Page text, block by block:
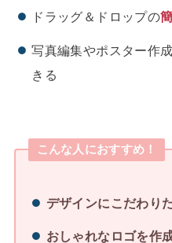
ドラッグ＆ドロップの
写真編集やポスター作
きる
こんな人におすすめ！
デザインにこだわり
おしゃれなロゴを作